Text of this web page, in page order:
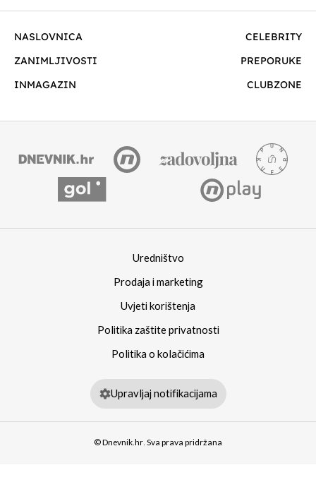
NASLOVNICA
CELEBRITY
ZANIMLJIVOSTI
PREPORUKE
INMAGAZIN
CLUBZONE
Uredništvo
Prodaja i marketing
Uvjeti korištenja
Politika zaštite privatnosti
Politika o kolačićima
Upravljaj notifikacijama
© Dnevnik.hr. Sva prava pridržana